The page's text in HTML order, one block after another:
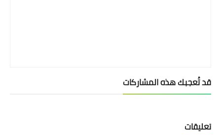
قد تُعجبك هذه المشاركات
تعليقات